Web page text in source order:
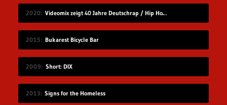
2020 Videomix zeigt 40 Jahre Deutschrap / Hip Hop in 7:30 Minuten
2015 Bukarest Bicycle Bar
2009 Short: DIX
2013 Signs for the Homeless